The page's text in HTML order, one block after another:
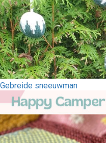
Gebreide sneeuwman